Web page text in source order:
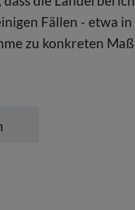
Fällen - etwa
zu konkreten